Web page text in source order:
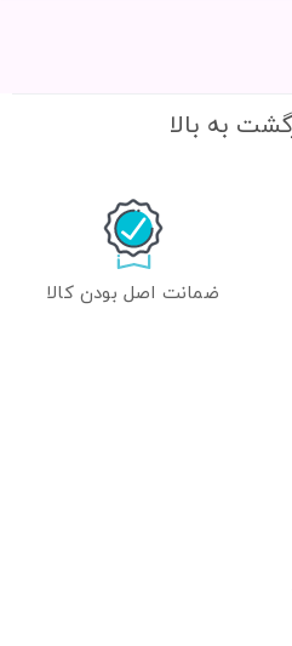
به بالا
ضمانت اصل بودن کالا